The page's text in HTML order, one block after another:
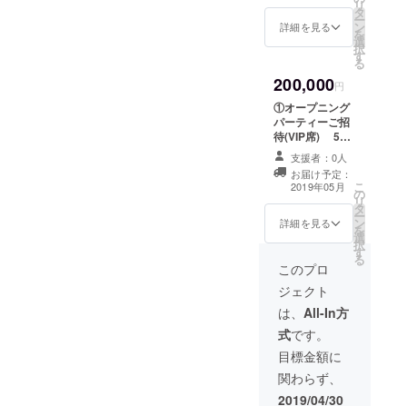
いながら人
脈を増や
す。
で知り合っ
た方をきっ
かけに、モ
デルやヘア
メイク、CM
MV出演等マ
躍。
KAZUSHI &
GENTA
2016年8月に
交際スター
ト
その後
世界初ゲイ
パーティーでの
お渡し、または
それ以降の来店
時となります。
付きお食事会ご
招待(営業時間前
貸切) 6月開催
予定、営業前の
お時間に貸切で
ご予約をいただ
き ひなたとじ
んたでおもてな
しをするお食事
会となります。
所要時間は約
前後する場合が
あります。
パーティーでの
お渡し、または
それ以降の来店
時となります。
③パフェ2個ご提
供(2019年内有
効) オープニン
グパーティーで
のお渡し、また
はそれ以降の来
店時となりま
す。 ④試作ス
イーツ付き定期
お食事会ご招待
(年４回/営業時間
前貸切) 6月よ
り定期開催予
定、営業前のお
時間に貸切でご
予約をいただき
ひなたとじん
たでおもてなし
詳細を見る
リ
タ
ー
ン
を
選
択
す
る
200,000円
①オープニング
パーティーご招
待(VIP席) 5月
中旬を予定して
おりますが物件
取得のスケ
ジュールにより
前後する場合が
あります。
オープニング
パーティーでの
お渡し、または
それ以降の来店
時となります。
③パフェ5個ご提
供(2019年内有
効) オープニン
グパーティーで
のお渡し、また
支援者：0人
お届け予定：
2019年05月
詳細を見る
こ
の
リ
タ
ー
ン
を
選
択
す
る
このプロ
ジェクト
は、 All-In方
式です。
目標金額に
関わらず、
2019/04/30